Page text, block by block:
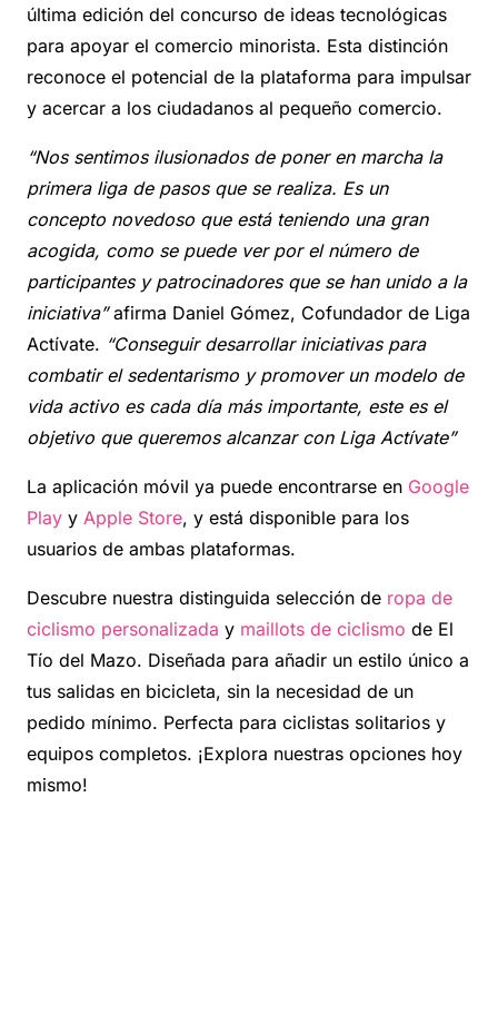
última edición del concurso de ideas tecnológicas
para apoyar el comercio minorista. Esta distinción
reconoce el potencial de la plataforma para impulsar
y acercar a los ciudadanos al pequeño comercio.
“Nos sentimos ilusionados de poner en marcha la
primera liga de pasos que se realiza. Es un
concepto novedoso que está teniendo una gran
acogida, como se puede ver por el número de
participantes y patrocinadores que se han unido a la
iniciativa”afirma Daniel Gómez, Cofundador de Liga
Actívate. “Conseguir desarrollar iniciativas para
combatir el sedentarismo y promover un modelo de
vida activo es cada día más importante, este es el
objetivo que queremos alcanzar con Liga Actívate”
La aplicación móvil ya puede encontrarse en Google
Play y Apple Store, y está disponible para los
usuarios de ambas plataformas.
Descubre nuestra distinguida selección de ropa de
ciclismo personalizada y maillots de ciclismo de El
Tío del Mazo. Diseñada para añadir un estilo único a
tus salidas en bicicleta, sin la necesidad de un
pedido mínimo. Perfecta para ciclistas solitarios y
equipos completos. ¡Explora nuestras opciones hoy
mismo!